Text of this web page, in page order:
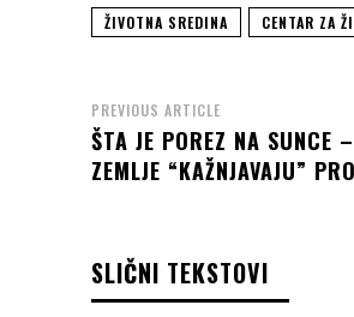
ŽIVOTNA SREDINA CENTAR ZA
PREVIOUS ARTICLE
ŠTA JE POREZ NA SUNCE
ZEMLJE “KAŽNJAVAJU”
SLIČNI TEKSTOVI